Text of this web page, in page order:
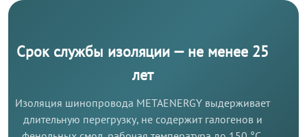
Срок службы изоляции — не менее 25
лет
Изоляция шинопровода METAENERGY выдерживает
длительную перегрузку, не содержит галогенов и